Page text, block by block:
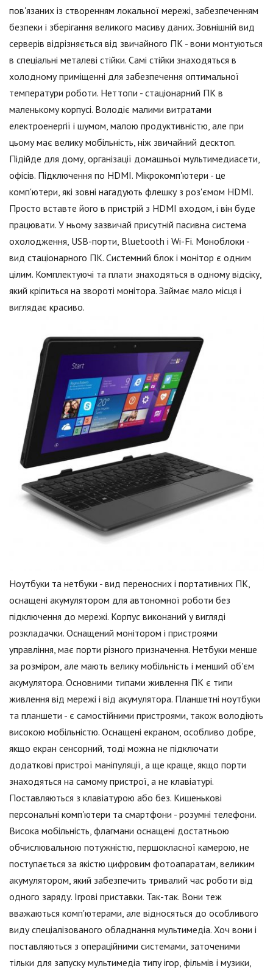
пов'язаних із створенням локальної мережі, забезпеченням
безпеки і зберігання великого масиву даних. Зовнішній вид
серверів відрізняється від звичайного ПК - вони монтуються
в спеціальні металеві стійки. Самі стійки знаходяться в
холодному приміщенні для забезпечення оптимальної
температури роботи. Неттопи - стаціонарний ПК в
маленькому корпусі. Володіє малими витратами
електроенергії і шумом, малою продуктивністю, але при
цьому має велику мобільність, ніж звичайний десктоп.
Підійде для дому, організації домашньої мультимедиасети,
офісів. Підключення по HDMI. Мікрокомп'ютери - це
комп'ютери, які зовні нагадують флешку з роз'ємом HDMI.
Просто вставте його в пристрій з HDMI входом, і він буде
працювати. У ньому зазвичай присутній пасивна система
охолодження, USB-порти, Bluetooth і Wi-Fi. Моноблоки -
вид стаціонарного ПК. Системний блок і монітор є одним
цілим. Комплектуючі та плати знаходяться в одному відсіку,
який кріпиться на звороті монітора. Займає мало місця і
виглядає красиво.
Ноутбуки та нетбуки - вид переносних і портативних ПК,
оснащені акумулятором для автономної роботи без
підключення до мережі. Корпус виконаний у вигляді
розкладачки. Оснащений монітором і пристроями
управління, має порти різного призначення. Нетбуки менше
за розміром, але мають велику мобільність і менший об'єм
акумулятора. Основними типами живлення ПК є типи
живлення від мережі і від акумулятора. Планшетні ноутбуки
та планшети - є самостійними пристроями, також володіють
високою мобільністю. Оснащені екраном, особливо добре,
якщо екран сенсорний, тоді можна не підключати
додаткові пристрої маніпуляції, а ще краще, якщо порти
знаходяться на самому пристрої, а не клавіатурі.
Поставляються з клавіатурою або без. Кишенькові
персональні комп'ютери та смартфони - розумні телефони.
Висока мобільність, флагмани оснащені достатньою
обчислювальною потужністю, першокласної камерою, не
поступається за якістю цифровим фотоапаратам, великим
акумулятором, який забезпечить тривалий час роботи від
одного заряду. Ігрові приставки. Так-так. Вони теж
вважаються комп'ютерами, але відносяться до особливого
виду спеціалізованого обладнання мультимедіа. Хоч вони і
поставляються з операційними системами, заточеними
тільки для запуску мультимедіа типу ігор, фільмів і музики,